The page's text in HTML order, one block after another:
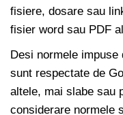
fisiere, dosare sau
fisier word sau PDF
Desi normele
sunt respectate de
altele, mai slabe sau
considerare normele